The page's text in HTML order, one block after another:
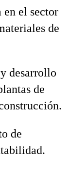
en el sector
de
desarrollo
de
de